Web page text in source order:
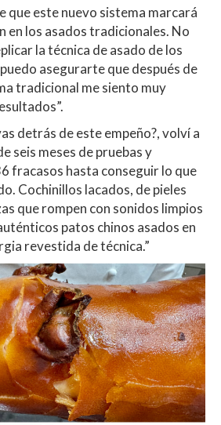
que este nuevo sistema marcará
en los asados tradicionales. No
la técnica de asado de los
asegurarte que después de
tradicional me siento muy
detrás de este empeño?, volví a
seis meses de pruebas y
fracasos hasta conseguir lo que
Cochinillos lacados, de pieles
que rompen con sonidos limpios
patos chinos asados en
revestida de técnica.”